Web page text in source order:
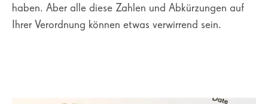
haben. Aber alle diese Zahlen und Abkürzungen auf
Ihrer Verordnung können etwas verwirrend sein.